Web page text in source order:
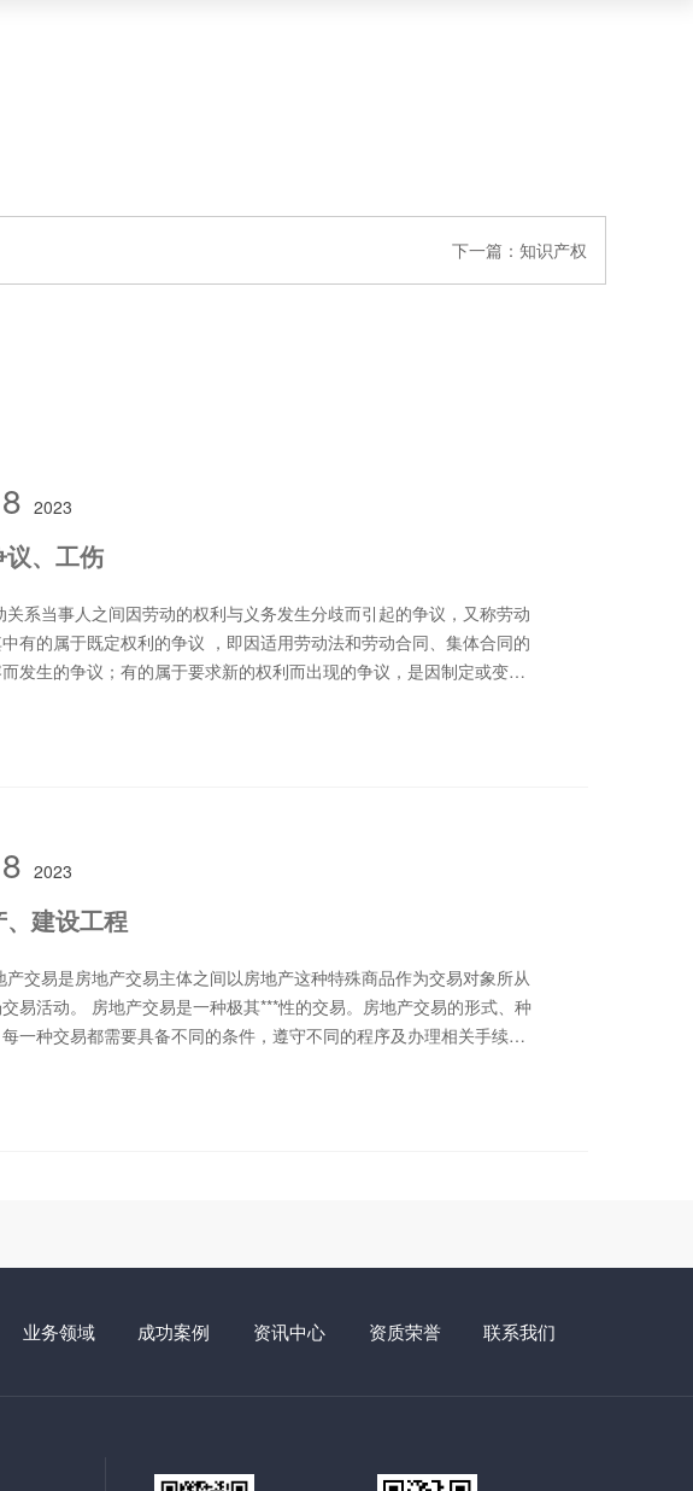
下一篇： 知识产权
2023
、工伤
有的属于既定权利的争议 ，即因适用劳动法和劳动合同、集体合同的
发生的争议；有的属于要求新的权利而出现的争议，是因制定或变更
指劳动者在从事职业活动或者与职业活动有关的活动时所遭受的不良
2023
、建设工程
易活动。 房地产交易是一种极其***性的交易。房地产交易的形式、种
一种交易都需要具备不同的条件，遵守不同的程序及办理相关手续。
些可以自由流转，有些***流转，有些禁止流转。因此，房地产交易需
业务领域 成功案例 资讯中心 资质荣誉 联系我们